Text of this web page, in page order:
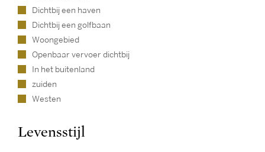
Dichtbij een haven
Dichtbij een golfbaan
Woongebied
Openbaar vervoer dichtbij
In het buitenland
zuiden
Westen
Levensstijl